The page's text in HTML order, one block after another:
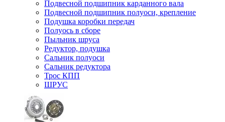
Подвесной подшипник карданного вала
Подвесной подшипник полуоси, крепление
Подушка коробки передач
Полуось в сборе
Пыльник шруса
Редуктор, подушка
Сальник полуоси
Сальник редуктора
Трос КПП
ШРУС